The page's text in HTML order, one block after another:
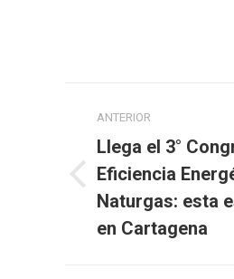
entre
publicaciones
ANTERIOR
Publicación
anterior:
Llega el 3°
Eficiencia
Naturgas: esta
en Cartagena